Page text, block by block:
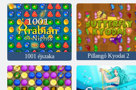
1001 éjszaka Pillangó Kyodai 2